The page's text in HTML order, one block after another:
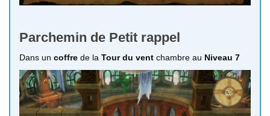
Parchemin de Petit rappel
Dans un coffre de la Tour du vent chambre au Niveau 7